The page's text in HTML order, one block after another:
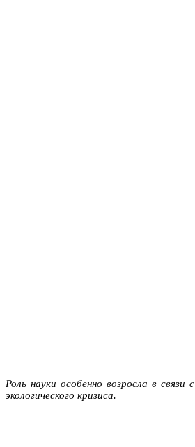
Роль науки особенно возросла в связи
экологического кризиса.